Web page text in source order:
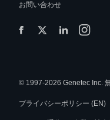
お問い合わせ
© 1997-2026 Genetec Inc.
プライバシーポリシー (EN)